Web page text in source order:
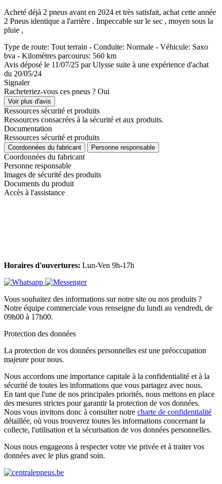
Acheté déjà 2 pneus avant en 2024 et très satisfait, achat cette année
2 Pneus identique a l'arrière . Impeccable sur le sec , moyen sous la
pluie ,
Type de route: Tout terrain - Conduite: Normale - Véhicule: Saxo
bva - Kilomètres parcourus: 560 km
Avis déposé le 11/07/25 par Ulysse suite à une expérience d'achat
du 20/05/24
Signaler
Racheteriez-vous ces pneus ? Oui
Voir plus d'avis
Ressources sécurité et produits
Ressources consacrées à la sécurité et aux produits.
Documentation
Ressources sécurité et produits
Coordonnées du fabricant Personne responsable
Coordonnées du fabricant
Personne responsable
Images de sécurité des produits
Documents du produit
Accès à l'assistance
Horaires d'ouvertures: Lun-Ven 9h-17h
Vous souhaitez des informations sur notre site ou nos produits ?
Notre équipe commerciale vous renseigne du lundi au vendredi, de
09h00 à 17h00.
Protection des données
La protection de vos données personnelles est une préoccupation
majeure pour nous.
Nous accordons une importance capitale à la confidentialité et à la
sécurité de toutes les informations que vous partagez avec nous.
En tant que l'une de nos principales priorités, nous mettons en place
des mesures strictes pour garantir la protection de vos données.
Nous vous invitons donc à consulter notre charte de confidentialité
détaillée, où vous trouverez toutes les informations concernant la
collecte, l'utilisation et la sécurisation de vos données personnelles.
Nous nous engageons à respecter votre vie privée et à traiter vos
données avec le plus grand soin.